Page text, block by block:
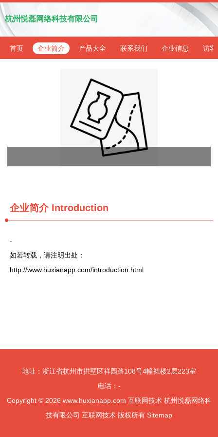
杭州悦磊网络科技有限公司
首页 企业简介 产品大全 联系我们 企业信息 访客
企业简介 Introduction
-
如若转载，请注明出处：
http://www.huxianapp.com/introduction.html
地址：浙江省杭州市拱墅区祥园路108号4幢裙楼2层223室
电话：-
Copyright © 2026 www.huxianapp.com 互联网技术 杭州悦磊网络科
技有限公司 互联网技术 版权所有 Sitemap